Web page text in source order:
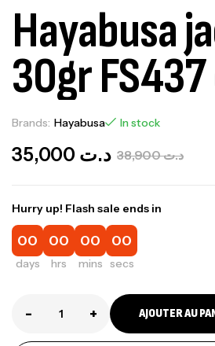
Hayabusa
30gr
Brands: Hayabusa In stock
د.ت38,900 د.ت
Hurry up! Flash sale ends in
00
days
00
hrs
00
mins
00
secs
- + AJOUTER AU